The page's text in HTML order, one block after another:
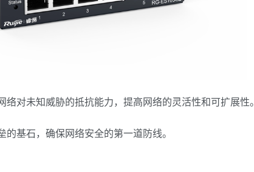
对未知威胁的抵抗能力，提高网络的灵活性和可扩展性。
基石，确保网络安全的第一道防线。